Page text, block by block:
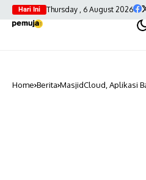
Hari Ini Thursday , 6 August 2026
Home Berita MasjidCloud, Aplikasi